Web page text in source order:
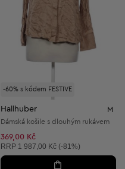
-60% s kódem FESTIVE
Hallhuber M
Dámská košile s dlouhým rukávem
369,00 Kč
Doporučená cena:
RRP 1 987,00 Kč (-81%)